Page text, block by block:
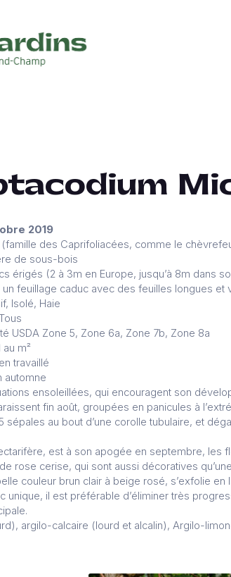
2019
des Caprifoliacées, comme le
de sous-bois
érigés (2 à 3m en Europe, jusqu’à 8m dans
un feuillage caduc avec des feuilles longues et
Isolé, Haie
USDA Zone 5, Zone 6a, Zone 7b, Zone 8a
au m²
travaillé
automne
ensoleillées, qui encouragent son
fin août, groupées en panicules à
sépales au bout d’une corolle tubulaire, et
est à son apogée en septembre, les
rose cerise, qui sont aussi décoratives
couleur brun clair à beige rosé, s’exfolie
unique, il est préférable d’éliminer très
argilo-calcaire (lourd et alcalin), Argilo-